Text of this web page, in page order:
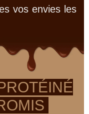
vos envies les